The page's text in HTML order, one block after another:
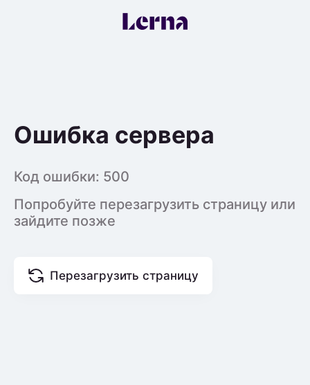
Ошибка сервера
Код ошибки: 500
Попробуйте перезагрузить страницу или
зайдите позже
Перезагрузить страницу